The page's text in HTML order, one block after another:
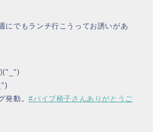
にでもランチ行こうってお誘いがあ
(°_°)
発動。#パイプ椅子さんありがとうご